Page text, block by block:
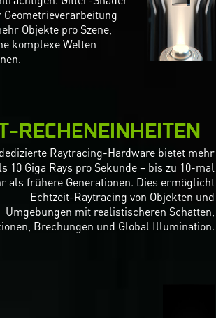
Objekte pro Szene,
komplexe Welten
RECHENEINHEITEN
Raytracing-Hardware bietet mehr
10 Giga Rays pro Sekunde – bis zu 10-mal
als frühere Generationen. Dies ermöglicht
Echtzeit-Raytracing von Objekten und
Umgebungen mit realistischeren Schatten,
Brechungen und Global Illumination.